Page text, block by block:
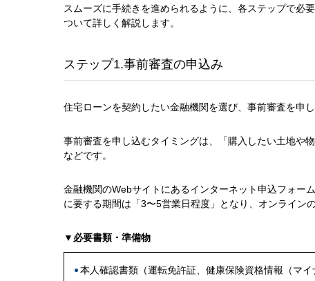
スムーズに手続きを進められるように、各ステップで必
ついて詳しく解説します。
ステップ1.事前審査の申込み
住宅ローンを契約したい金融機関を選び、事前審査を申し
事前審査を申し込むタイミングは、「購入したい土地や
などです。
金融機関のWebサイトにあるインターネット申込フォー
に要する期間は「3〜5営業日程度」となり、オンライン
▼必要書類・準備物
本人確認書類（運転免許証、健康保険資格情報（マイ